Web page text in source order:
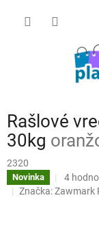
Rašlové
30kg
2320
Novinka 4
Značka:Zawmark